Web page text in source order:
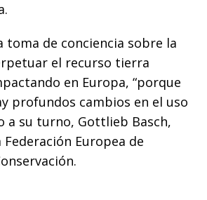
toma de conciencia sobre la
el recurso tierra
en Europa, “porque
profundos cambios en el uso
a su turno, Gottlieb Basch,
Europea de